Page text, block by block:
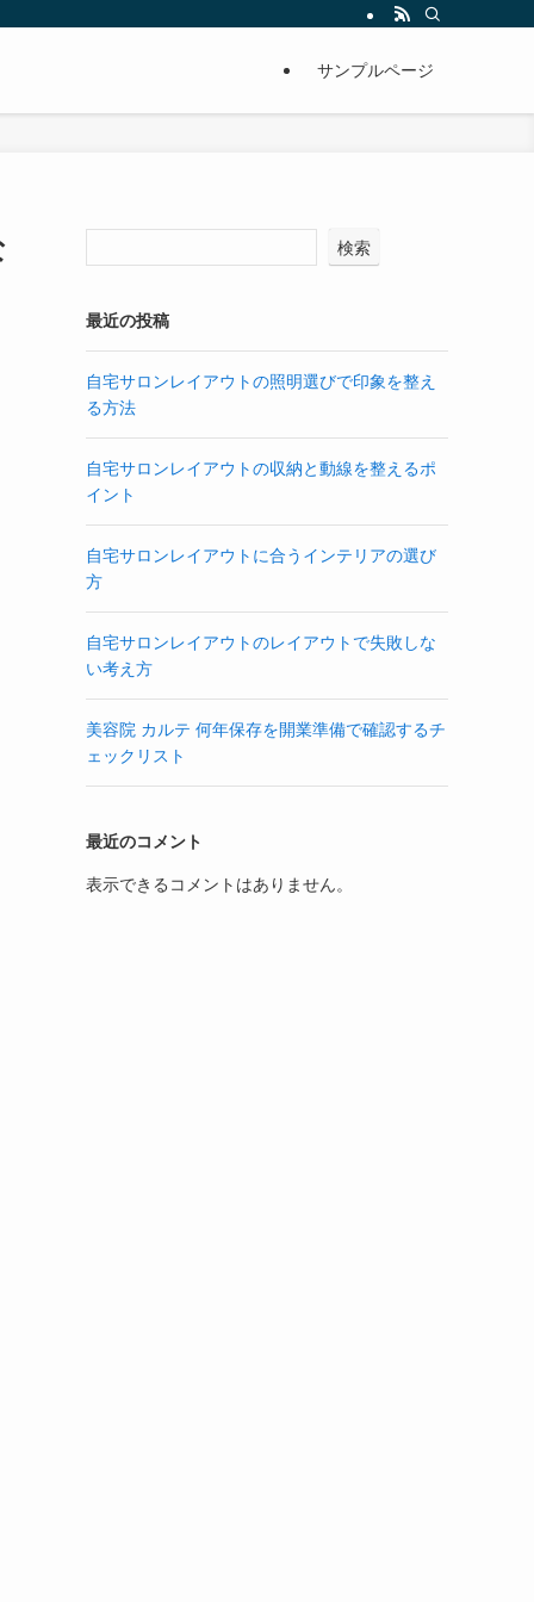
サンプルページ
検索
最近の投稿
自宅サロンレイアウトの照明選びで印象を整え
る方法
自宅サロンレイアウトの収納と動線を整えるポ
イント
自宅サロンレイアウトに合うインテリアの選び
方
自宅サロンレイアウトのレイアウトで失敗しな
い考え方
美容院 カルテ 何年保存を開業準備で確認するチ
ェックリスト
最近のコメント
表示できるコメントはありません。